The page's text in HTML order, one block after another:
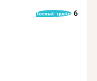
format_quote 6